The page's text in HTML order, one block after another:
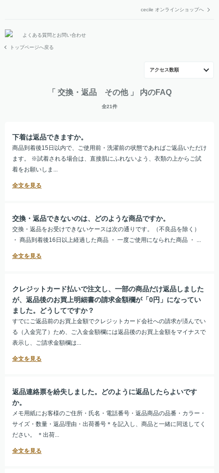
cecile オンラインショップへ
よくある質問とお問い合わせ
トップページへ戻る
アクセス数順
「 交換・返品 その他 」 内のFAQ
全21件
下着は返品できますか。
商品到着後15日以内で、ご使用前・洗濯前の状態であればご返品いただけ
ます。 ※試着される場合は、直接肌にふれないよう、衣類の上からご試
着をお願いしま...
交換・返品できないのは、どのような商品ですか。
交換・返品をお受けできないケースは次の通りです。（不良品を除く）
・ 商品到着後16日以上経過した商品 ・ 一度ご使用になられた商品 ・ ...
クレジットカード払いで注文し、一部の商品だけ返品しました
が、返品後のお買上明細書の請求金額欄が「0円」になってい
ました。どうしてですか？
すでにご返品前のお買上金額でクレジットカード会社への請求が済んでい
る（入金完了）ため、ご入金金額欄には返品後のお買上金額をマイナスで
表示し、ご請求金額欄は...
返品連絡票を紛失しました。どのように返品したらよいです
か。
メモ用紙にお客様のご住所・氏名・電話番号・返品商品の品番・カラー・
サイズ・数量・返品理由・出荷番号＊を記入し、商品と一緒に同送してく
ださい。 ＊出荷...